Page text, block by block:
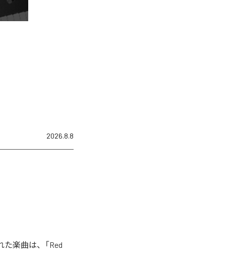
2026.8.8
た楽曲は、「Red